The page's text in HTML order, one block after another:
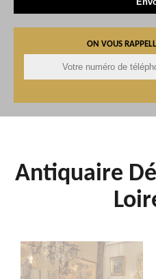
ON VOUS
Antiquaire